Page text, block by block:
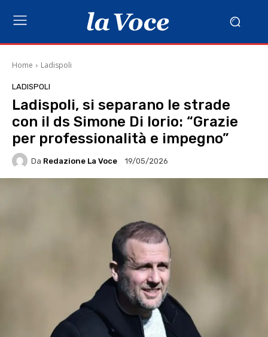
Home Ladispoli
LADISPOLI
Ladispoli, si separano le strade
con il ds Simone Di Iorio: “Grazie
per professionalità e impegno”
Da Redazione La Voce 19/05/2026